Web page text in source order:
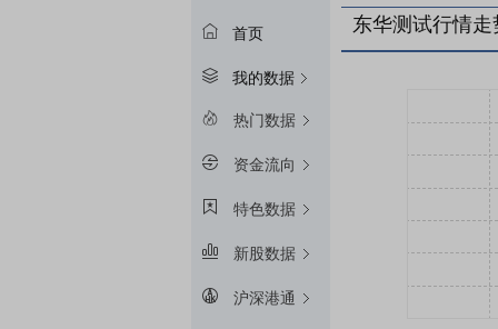
首页
我的数据
热门数据
资金流向
特色数据
新股数据
沪深港通
东华测试行情走